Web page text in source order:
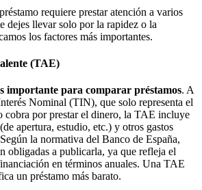
requiere prestar atención a varios
dejes llevar solo por la rapidez o la
los factores más importantes.
(TAE)
importante para comparar préstamos. A
Nominal (TIN), que solo representa el
cobra por prestar el dinero, la TAE incluye
apertura, estudio, etc.) y otros gastos
la normativa del Banco de España,
obligadas a publicarla, ya que refleja el
en términos anuales. Una TAE
un préstamo más barato.